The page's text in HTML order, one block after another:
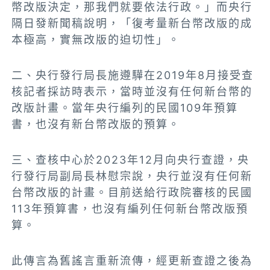
幣改版決定，那我們就要依法行政。」而央行
隔日發新聞稿說明，「復考量新台幣改版的成
本極高，實無改版的迫切性」。
二、央行發行局長施遵驊在2019年8月接受查
核記者採訪時表示，當時並沒有任何新台幣的
改版計畫。當年央行編列的民國109年預算
書，也沒有新台幣改版的預算。
三、查核中心於2023年12月向央行查證，央
行發行局副局長林慰宗說，央行並沒有任何新
台幣改版的計畫。目前送給行政院審核的民國
113年預算書，也沒有編列任何新台幣改版預
算。
此傳言為舊謠言重新流傳，經更新查證之後為